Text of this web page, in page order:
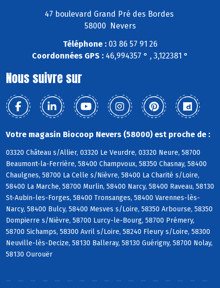
47 boulevard Grand Pré des Bordes
58000 Nevers
Téléphone :03 86 57 91 26
Coordonnées GPS : 46,994357 ° , 3,122381 °
Nous suivre sur
Votre magasin Biocoop Nevers (58000) est proche de :
03320 Château s/Allier, 03320 Le Veurdre, 03320 Neure, 58700
Beaumont-la-Ferrière, 58400 Champvoux, 58350 Chasnay, 58400
Chaulgnes, 58700 La Celle s/Nièvre, 58400 La Charité s/Loire,
58400 La Marche, 58700 Murlin, 58400 Narcy, 58400 Raveau, 58130
St-Aubin-les-Forges, 58400 Tronsanges, 58400 Varennes-lès-
Narcy, 58400 Bulcy, 58400 Mesves s/Loire, 58350 Arbourse, 58350
Dompierre s/Nièvre, 58700 Lurcy-le-Bourg, 58700 Prémery,
58700 Sichamps, 58300 Avril s/Loire, 58240 Fleury s/Loire, 58300
Neuville-lès-Decize, 58130 Balleray, 58130 Guérigny, 58700 Nolay,
58130 Ourouër